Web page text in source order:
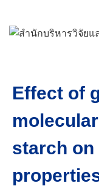
content
Effect of
starch